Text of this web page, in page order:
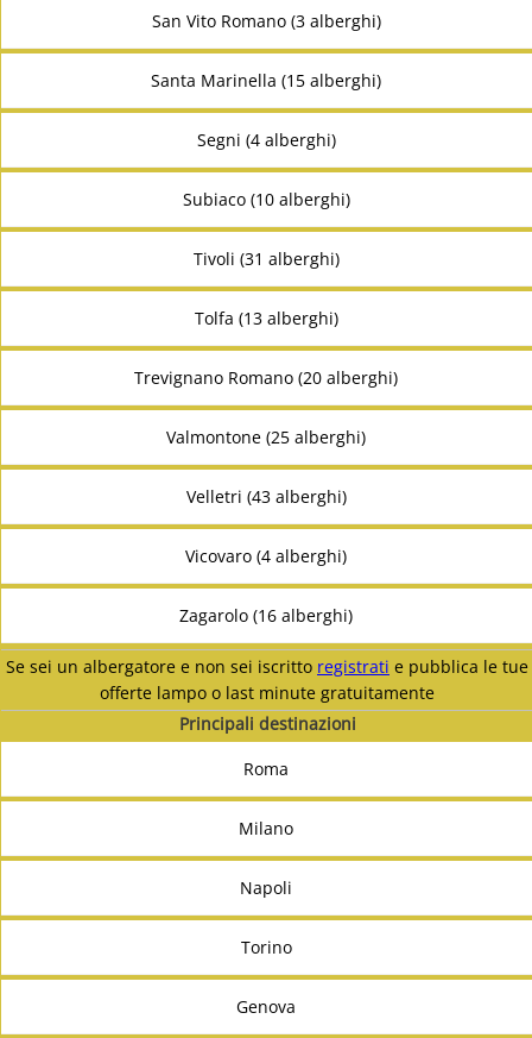
San Vito Romano (3 alberghi)
Santa Marinella (15 alberghi)
Segni (4 alberghi)
Subiaco (10 alberghi)
Tivoli (31 alberghi)
Tolfa (13 alberghi)
Trevignano Romano (20 alberghi)
Valmontone (25 alberghi)
Velletri (43 alberghi)
Vicovaro (4 alberghi)
Zagarolo (16 alberghi)
Se sei un albergatore e non sei iscritto registrati e pubblica le tue
offerte lampo o last minute gratuitamente
Principali destinazioni
Roma
Milano
Napoli
Torino
Genova